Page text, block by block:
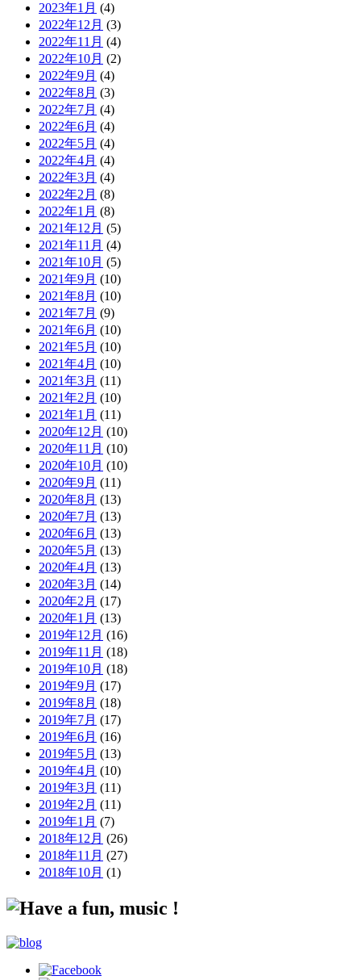
2023年1月 (4)
2022年12月 (3)
2022年11月 (4)
2022年10月 (2)
2022年9月 (4)
2022年8月 (3)
2022年7月 (4)
2022年6月 (4)
2022年5月 (4)
2022年4月 (4)
2022年3月 (4)
2022年2月 (8)
2022年1月 (8)
2021年12月 (5)
2021年11月 (4)
2021年10月 (5)
2021年9月 (10)
2021年8月 (10)
2021年7月 (9)
2021年6月 (10)
2021年5月 (10)
2021年4月 (10)
2021年3月 (11)
2021年2月 (10)
2021年1月 (11)
2020年12月 (10)
2020年11月 (10)
2020年10月 (10)
2020年9月 (11)
2020年8月 (13)
2020年7月 (13)
2020年6月 (13)
2020年5月 (13)
2020年4月 (13)
2020年3月 (14)
2020年2月 (17)
2020年1月 (13)
2019年12月 (16)
2019年11月 (18)
2019年10月 (18)
2019年9月 (17)
2019年8月 (18)
2019年7月 (17)
2019年6月 (16)
2019年5月 (13)
2019年4月 (10)
2019年3月 (11)
2019年2月 (11)
2019年1月 (7)
2018年12月 (26)
2018年11月 (27)
2018年10月 (1)